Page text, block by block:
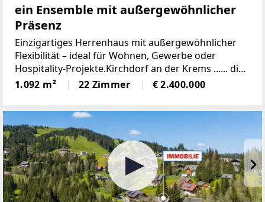
ein Ensemble mit außergewöhnlicher
Präsenz
Einzigartiges Herrenhaus mit außergewöhnlicher
Flexibilität – ideal für Wohnen, Gewerbe oder
Hospitality-Projekte.Kirchdorf an der Krems ...... die
kleine, große Stadt mit ca. 5.000 Einwohner,
Hauptstadt des gleichnamigen Bezirks; eine der
1.092 m² 22 Zimmer € 2.400.000